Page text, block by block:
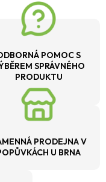
POMOC S
SPRÁVNÉHO
PRODUKTU
PRODEJNA V
U BRNA